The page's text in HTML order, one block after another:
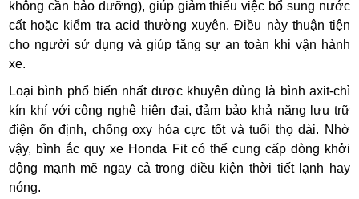
không cần bảo dưỡng), giúp giảm thiểu việc bổ sung nước
cất hoặc kiểm tra acid thường xuyên. Điều này thuận tiện
cho người sử dụng và giúp tăng sự an toàn khi vận hành
xe.
Loại bình phổ biến nhất được khuyên dùng là bình axit-chì
kín khí với công nghệ hiện đại, đảm bảo khả năng lưu trữ
điện ổn định, chống oxy hóa cực tốt và tuổi thọ dài. Nhờ
vậy, bình ắc quy xe Honda Fit có thể cung cấp dòng khởi
động mạnh mẽ ngay cả trong điều kiện thời tiết lạnh hay
nóng.